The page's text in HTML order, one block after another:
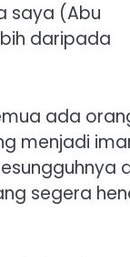
saya (Abu
menjadi
segera